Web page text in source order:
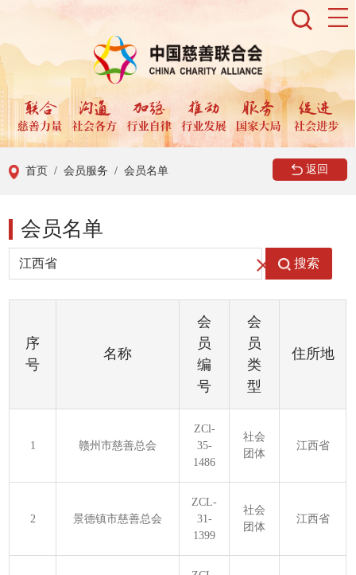
首页 / 会员服务 / 会员名单 返回
会员名单
搜索
序
号
名称
会
员
编
号
会
员
类
型
住所地
1 赣州市慈善总会
ZCl-
35-
1486
社会
团体
江西省
2 景德镇市慈善总会
ZCL-
31-
1399
社会
团体
江西省